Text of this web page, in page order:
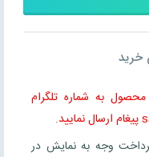
خرید
به شماره تلگرام
پرداخت وجه به نمایش در